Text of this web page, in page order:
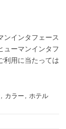
ンインタフェース
ューマンインタフ
利用に当たっては
カラー ホテル